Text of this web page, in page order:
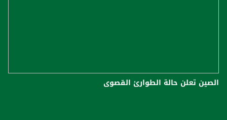
الصين تعلن حالة الطوارئ القصوى